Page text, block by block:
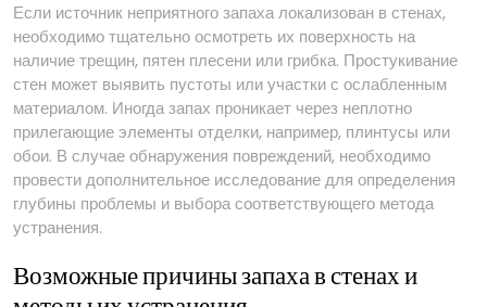
Если источник неприятного запаха локализован в стенах,
необходимо тщательно осмотреть их поверхность на
наличие трещин, пятен плесени или грибка. Простукивание
стен может выявить пустоты или участки с ослабленным
материалом. Иногда запах проникает через неплотно
прилегающие элементы отделки, например, плинтусы или
обои. В случае обнаружения повреждений, необходимо
провести дополнительное исследование для определения
глубины проблемы и выбора соответствующего метода
устранения.
Возможные причины запаха в стенах и